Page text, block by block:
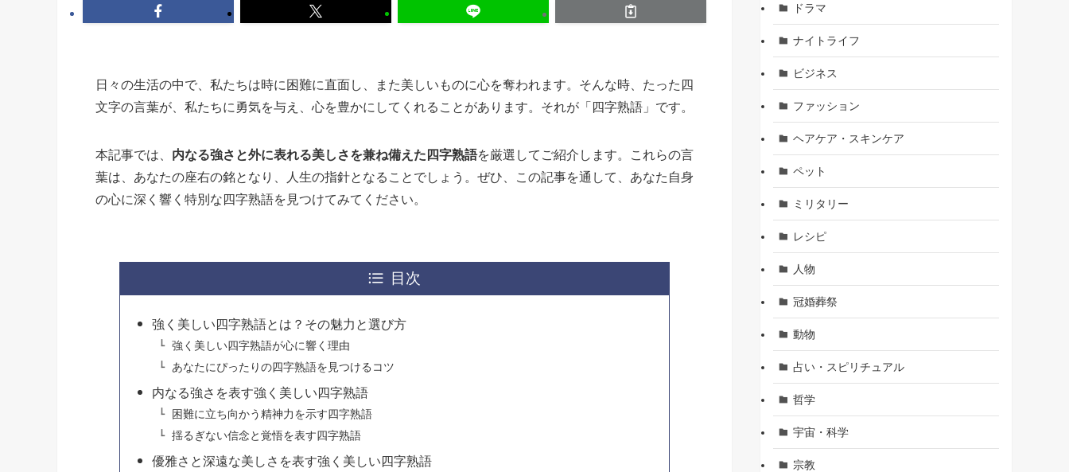
日々の生活の中で、私たちは時に困難に直面し、また美しいものに心を奪われます。そんな時、たった四
文字の言葉が、私たちに勇気を与え、心を豊かにしてくれることがあります。それが「四字熟語」です。
本記事では、 内なる強さと外に表れる美しさを兼ね備えた四字熟語を厳選してご紹介します。これらの言
葉は、あなたの座右の銘となり、人生の指針となることでしょう。ぜひ、この記事を通して、あなた自身
の心に深く響く特別な四字熟語を見つけてみてください。
目次
強く美しい四字熟語とは？その魅力と選び方
強く美しい四字熟語が心に響く理由
あなたにぴったりの四字熟語を見つけるコツ
内なる強さを表す強く美しい四字熟語
困難に立ち向かう精神力を示す四字熟語
揺るぎない信念と覚悟を表す四字熟語
優雅さと深遠な美しさを表す強く美しい四字熟語
ドラマ
ナイトライフ
ビジネス
ファッション
ヘアケア・スキンケア
ペット
ミリタリー
レシピ
人物
冠婚葬祭
動物
占い・スピリチュアル
哲学
宇宙・科学
宗教